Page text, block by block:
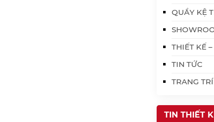
QUẦY KỆ
THIẾT KẾ
TIN TỨC
TRANG
TIN THIẾT